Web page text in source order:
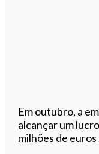
Em outubro, a
alcançar um
milhões de